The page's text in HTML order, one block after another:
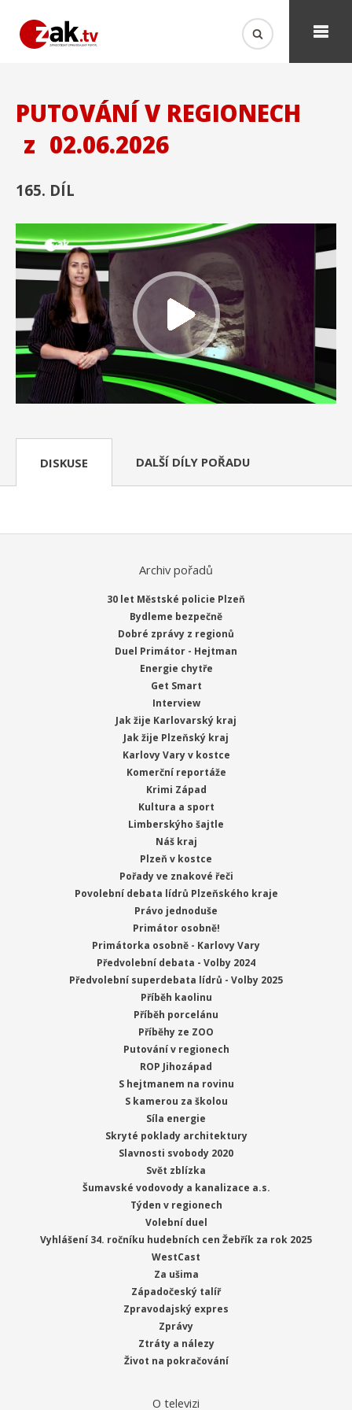
PUTOVÁNÍ V REGIONECH
z 02.06.2026
165. DÍL
DISKUSE DALŠÍ DÍLY POŘADU
Archiv pořadů
30 let Městské policie Plzeň
Bydleme bezpečně
Dobré zprávy z regionů
Duel Primátor - Hejtman
Energie chytře
Get Smart
Interview
Jak žije Karlovarský kraj
Jak žije Plzeňský kraj
Karlovy Vary v kostce
Komerční reportáže
Krimi Západ
Kultura a sport
Limberskýho šajtle
Náš kraj
Plzeň v kostce
Pořady ve znakové řeči
Povolební debata lídrů Plzeňského kraje
Právo jednoduše
Primátor osobně!
Primátorka osobně - Karlovy Vary
Předvolební debata - Volby 2024
Předvolební superdebata lídrů - Volby 2025
Příběh kaolinu
Příběh porcelánu
Příběhy ze ZOO
Putování v regionech
ROP Jihozápad
S hejtmanem na rovinu
S kamerou za školou
Síla energie
Skryté poklady architektury
Slavnosti svobody 2020
Svět zblízka
Šumavské vodovody a kanalizace a.s.
Týden v regionech
Volební duel
Vyhlášení 34. ročníku hudebních cen Žebřík za rok 2025
WestCast
Za ušima
Západočeský talíř
Zpravodajský expres
Zprávy
Ztráty a nálezy
Život na pokračování
O televizi